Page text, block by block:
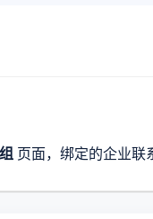
页面，绑定的企业联